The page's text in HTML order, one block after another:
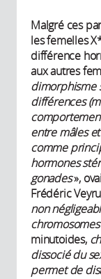
Malgré ces
les femelles
différence
aux autres
dimorphisme
différences
entre mâles
comme
hormones
gonades»,
Frédéric
non
minutoides,
dissocié du
permet de